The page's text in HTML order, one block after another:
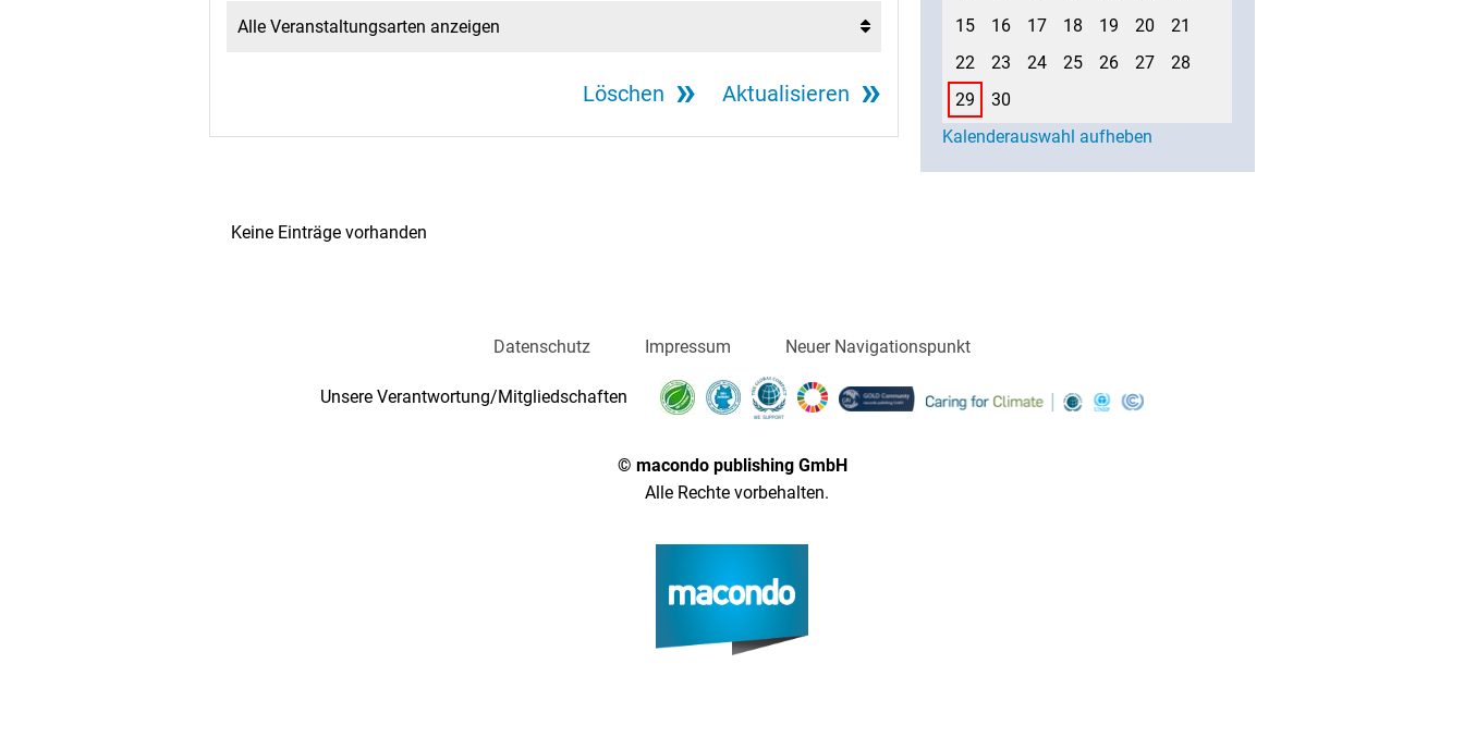
Löschen Aktualisieren
15
16 17 18 19 20
21
22
23 24 25 26 27
28
29
30
Kalenderauswahl aufheben
Keine Einträge vorhanden
Datenschutz Impressum Neuer Navigationspunkt
Unsere Verantwortung/Mitgliedschaften
© macondo publishing GmbH
Alle Rechte vorbehalten.